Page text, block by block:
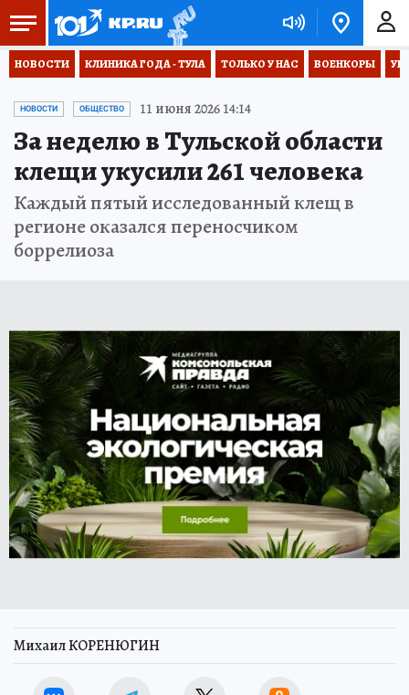
НОВОСТИ КЛИНИКА ГОДА - ТУЛА ТОЛЬКО У НАС ВОЕНКОРЫ
НОВОСТИ ОБЩЕСТВО 11 июня 2026 14:14
За неделю в Тульской области
клещи укусили 261 человека
Каждый пятый исследованный клещ в
регионе оказался переносчиком
боррелиоза
Михаил КОРЕНЮГИН